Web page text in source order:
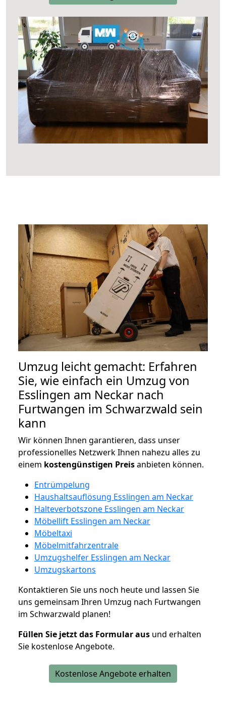
Umzug leicht gemacht: Erfahren
Sie, wie einfach ein Umzug von
Esslingen am Neckar nach
Furtwangen im Schwarzwald sein
kann
Wir können Ihnen garantieren, dass unser
professionelles Netzwerk Ihnen nahezu alles zu
einem kostengünstigen Preisanbieten können.
Entrümpelung
Haushaltsauflösung Esslingen am Neckar
Halteverbotszone Esslingen am Neckar
Möbellift Esslingen am Neckar
Möbeltaxi
Möbelmitfahrzentrale
Umzugshelfer Esslingen am Neckar
Umzugskartons
Kontaktieren Sie uns noch heute und lassen Sie
uns gemeinsam Ihren Umzug nach Furtwangen
im Schwarzwald planen!
Füllen Sie jetzt das Formular aus und erhalten
Sie kostenlose Angebote.
Kostenlose Angebote erhalten